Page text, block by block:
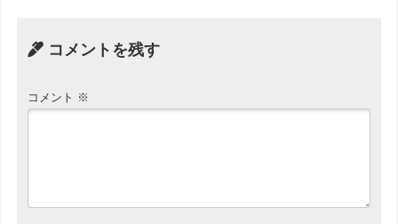
コメントを残す
コメント ※